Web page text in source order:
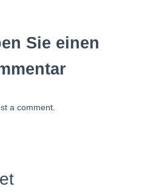
Sie einen
a comment.